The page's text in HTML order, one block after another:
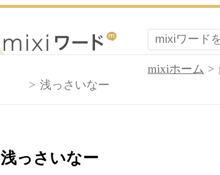
mixiホーム
浅っさいなー
浅っさいなー